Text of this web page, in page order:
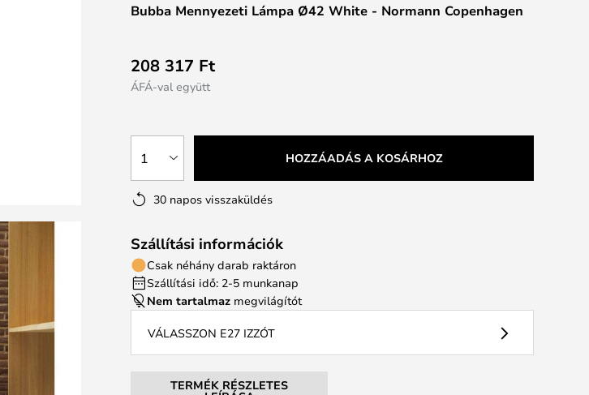
Bubba Mennyezeti Lámpa Ø42 White - Normann Copenhagen
208 317 Ft
ÁFÁ-val együtt
1 HOZZÁADÁS A KOSÁRHOZ
30 napos visszaküldés
Szállítási információk
Csak néhány darab raktáron
Szállítási idő: 2-5 munkanap
Nem tartalmaz megvilágítót
VÁLASSZON E27 IZZÓT
TERMÉK RÉSZLETES